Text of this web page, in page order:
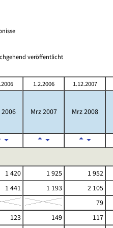
veröffentlicht
1.2.2006 1.12.2007
Mrz 2007 Mrz 2008
1 420 1 925 1 952
1 441
1 193 2 105
79
123
149 117